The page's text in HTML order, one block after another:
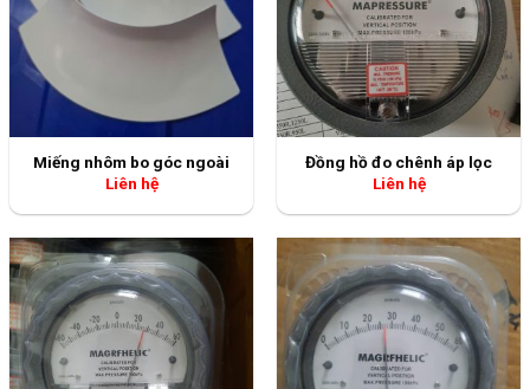
Miếng nhôm bo góc ngoài
Liên hệ
Đồng hồ đo chênh áp lọc
Liên hệ